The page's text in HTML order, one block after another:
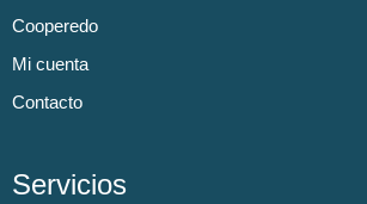
Cooperedo
Mi cuenta
Contacto
Servicios